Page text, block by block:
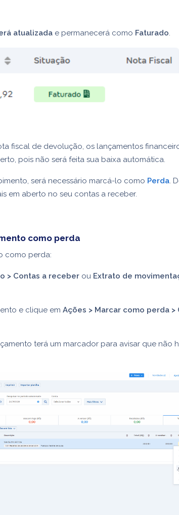
atualizada e permanecerá como Faturado.
fiscal de devolução, os lançamentos
pois não será feita sua baixa automática.
será necessário marcá-lo como Perda .
em aberto no seu contas a receber.
como perda
como perda:
> Contas a receber ou Extrato de
e clique em Ações > Marcar como perda >
terá um marcador para avisar que não